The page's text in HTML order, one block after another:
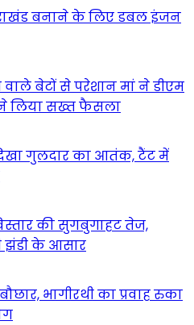
बनाने के लिए डबल इंजन
बेटों से परेशान मां ने डीएम
लिया सख्त फैसला
गुलदार का आतंक, टैंट में
की सुगबुगाहट तेज,
झंडी के आसार
भागीरथी का प्रवाह रुका